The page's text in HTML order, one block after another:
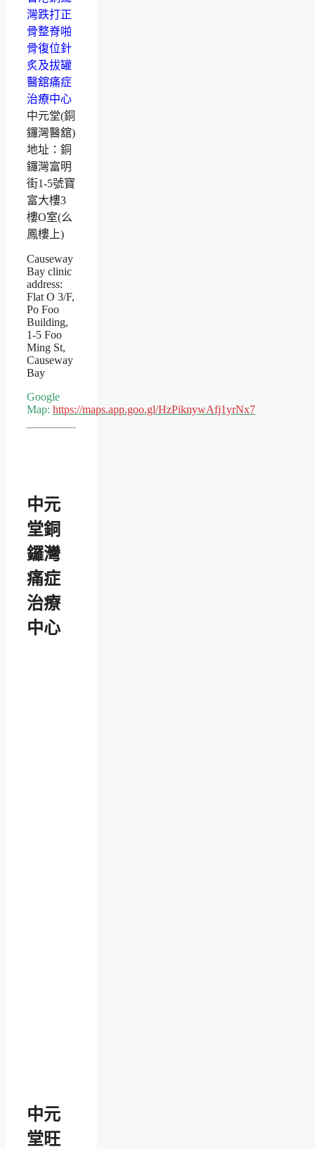
中元堂(銅
鑼灣醫舘)
地址：銅
鑼灣富明
街1-5號寶
富大樓3
樓O室(么
鳳樓上)
Causeway
Bay clinic
address:
Flat O 3/F,
Po Foo
Building,
1-5 Foo
Ming St,
Causeway
Bay
Google
Map: https://maps.app.goo.gl/HzPiknywAfj1yrNx7
中元
堂銅
鑼灣
痛症
治療
中心
中元
堂旺